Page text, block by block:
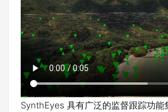
SynthEyes 具有广泛的监督跟踪功能